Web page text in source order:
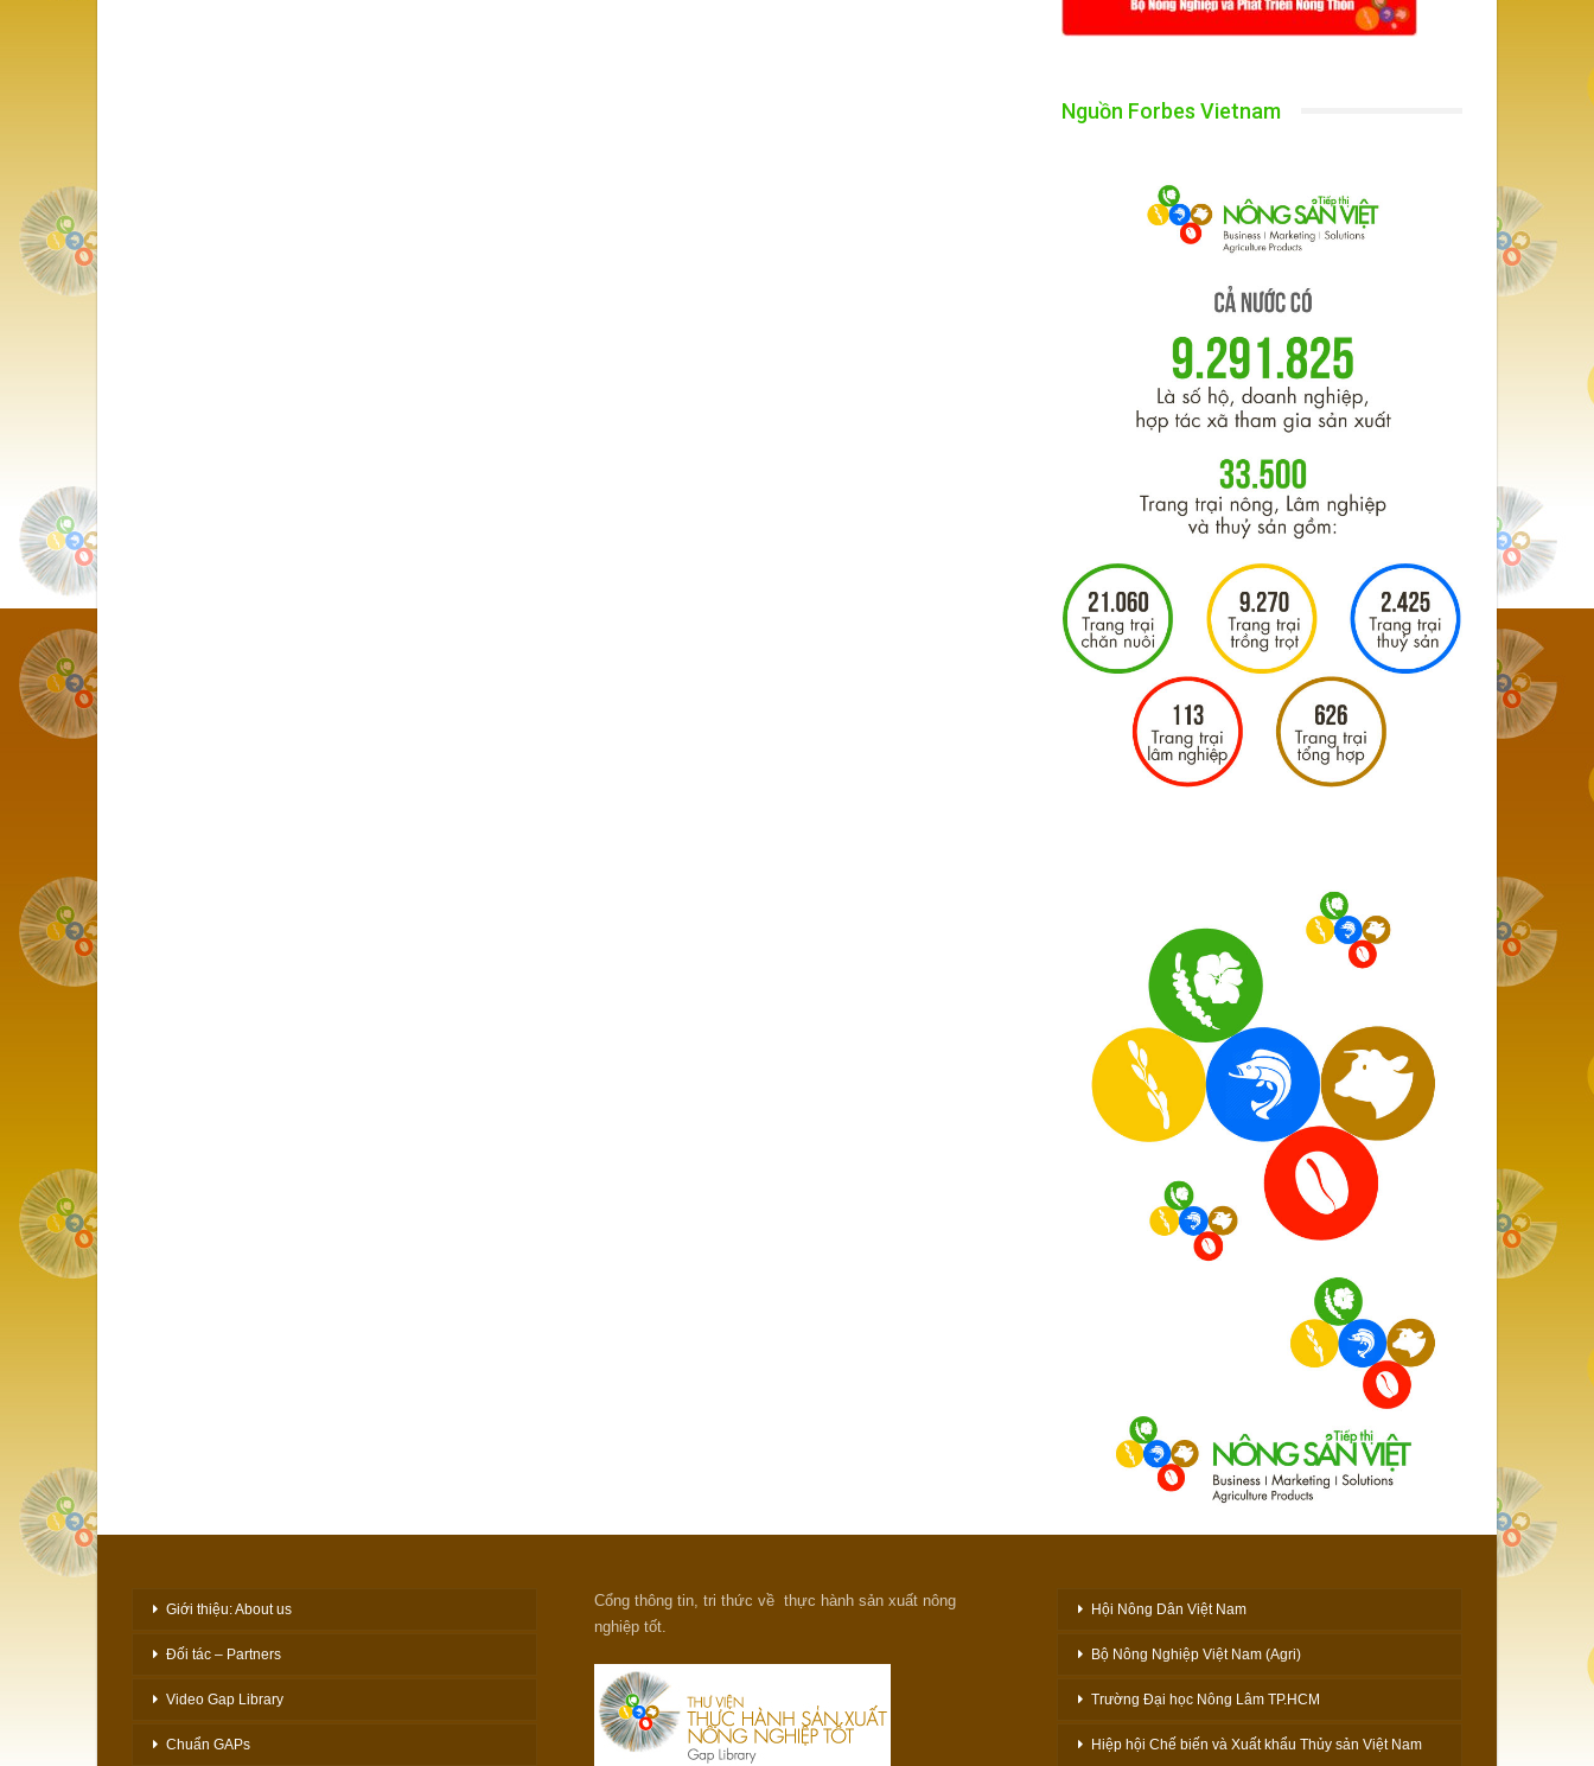
Nguồn Forbes Vietnam
Giới thiệu: About us
Đối tác – Partners
Video Gap Library
Chuẩn GAPs
Cổng thông tin, tri thức về thực hành sản xuất nông
nghiệp tốt.
Hội Nông Dân Việt Nam
Bộ Nông Nghiệp Việt Nam (Agri)
Trường Đại học Nông Lâm TP.HCM
Hiệp hội Chế biến và Xuất khẩu Thủy sản Việt Nam